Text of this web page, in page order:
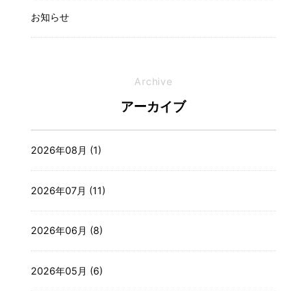
お知らせ
Archive
アーカイブ
2026年08月 (1)
2026年07月 (11)
2026年06月 (8)
2026年05月 (6)